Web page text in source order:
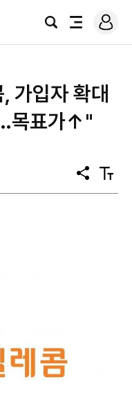
검
전
로
그
가입자 확대
목표가↑"
공
유
텍
스